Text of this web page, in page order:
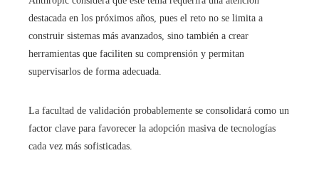
destacada en los próximos años, pues el reto no se limita a
construir sistemas más avanzados, sino también a crear
herramientas que faciliten su comprensión y permitan
supervisarlos de forma adecuada.
La facultad de validación probablemente se consolidará como un
factor clave para favorecer la adopción masiva de tecnologías
cada vez más sofisticadas.